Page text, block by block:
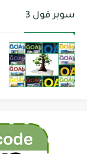
سوبر قول 3